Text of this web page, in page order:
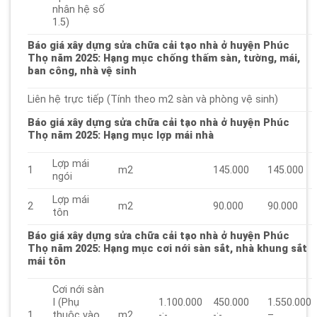
nhân hệ số
1.5)
Báo giá xây dựng sửa chữa cải tạo nhà ở huyện Phúc
Thọ năm 2025: Hạng mục chống thấm sàn, tường, mái,
ban công, nhà vệ sinh
Liên hệ trực tiếp (Tính theo m2 sàn và phòng vệ sinh)
Báo giá xây dựng sửa chữa cải tạo nhà ở huyện Phúc
Thọ năm 2025: Hạng mục lợp mái nhà
1
Lợp mái
ngói
m2 145.000 145.000
2
Lợp mái
tôn
m2 90.000 90.000
Báo giá xây dựng sửa chữa cải tạo nhà ở huyện Phúc
Thọ năm 2025: Hạng mục cơi nới sàn sắt, nhà khung sắt
mái tôn
Cơi nới sàn
I (Phụ
1.100.000
450.000
1.550.000